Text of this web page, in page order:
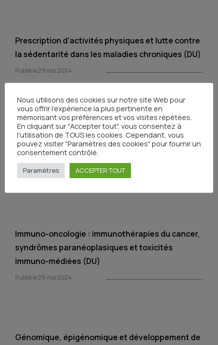
Prescription d’activités physiques et lutte contre
la sédentarité dans les maladies chroniques (DU)
Publié le 29 mai 2024
Photobiomodulation pour la prise en charge de la
douleur, de la cicatrisation et des pathologies
connexes (DU)
Publié le 29 mai 2024
Immuno-oncologie : immunothérapies du cancer,
syndrômes paranéoplasiques et toxicités
immuno-médiées (DU)
Publié le 29 mai 2024
Génomique, épigénomique et développement de
Nous utilisons des cookies sur notre site Web pour
vous offrir l'expérience la plus pertinente en
mémorisant vos préférences et vos visites répétées.
En cliquant sur "Accepter tout", vous consentez à
l'utilisation de TOUS les cookies. Cependant, vous
pouvez visiter "Paramètres des cookies" pour fournir un
consentement contrôlé.
Paramètres ACCEPTER TOUT